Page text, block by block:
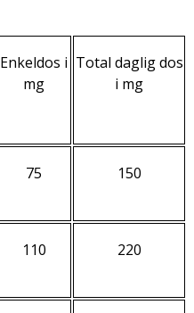
Enkeldos i
mg
Total daglig dos
i mg
75 150
110 220